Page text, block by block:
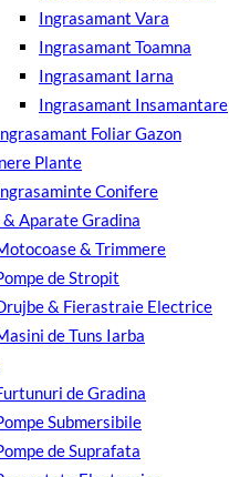
Ingrasamant Vara
Ingrasamant Toamna
Ingrasamant Iarna
Ingrasamant Insamantare
Foliar Gazon
Plante
Conifere
Aparate Gradina
& Trimmere
de Stropit
& Fierastraie Electrice
de Tuns Iarba
de Gradina
Submersibile
de Suprafata